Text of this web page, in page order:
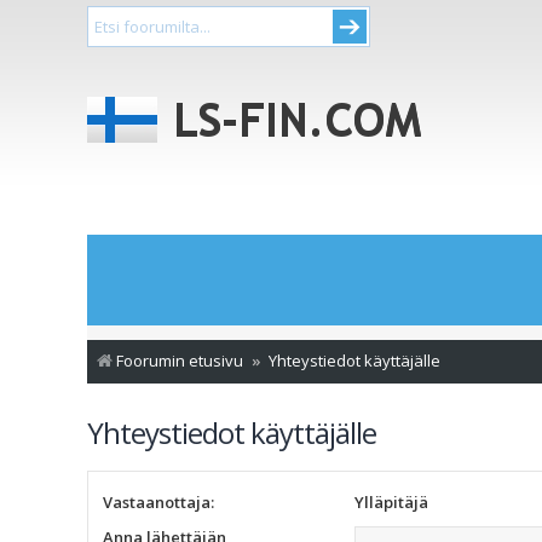
Foorumin etusivu Yhteystiedot käyttäjälle
Yhteystiedot käyttäjälle
Vastaanottaja:
Ylläpitäjä
Anna lähettäjän